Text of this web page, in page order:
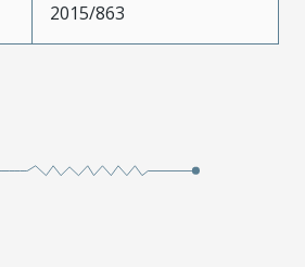
2015/863